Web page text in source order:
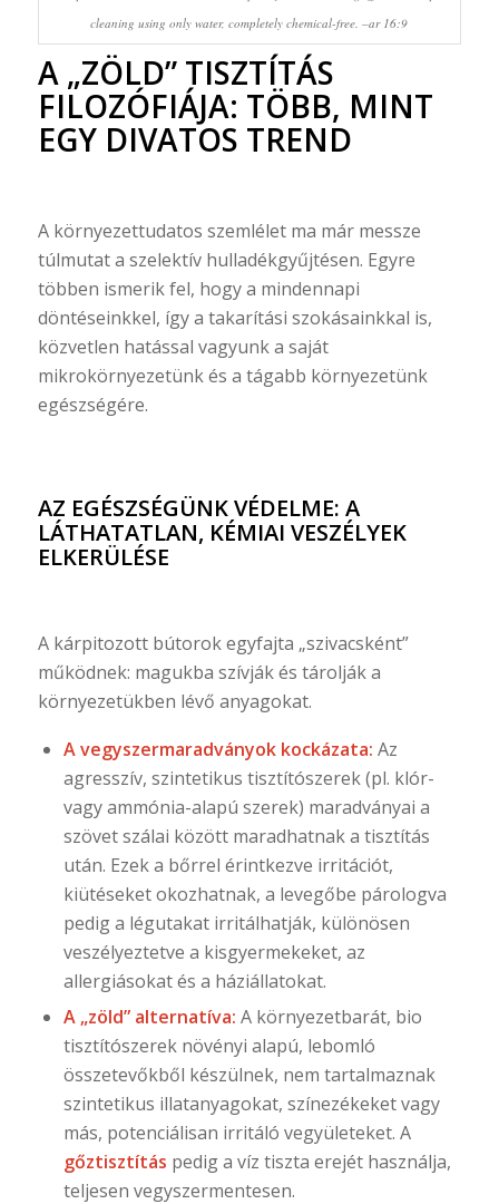
cleaning using only water, completely chemical-free. –ar 16:9
A „ZÖLD” TISZTÍTÁS
FILOZÓFIÁJA: TÖBB, MINT
EGY DIVATOS TREND
A környezettudatos szemlélet ma már messze
túlmutat a szelektív hulladékgyűjtésen. Egyre
többen ismerik fel, hogy a mindennapi
döntéseinkkel, így a takarítási szokásainkkal is,
közvetlen hatással vagyunk a saját
mikrokörnyezetünk és a tágabb környezetünk
egészségére.
AZ EGÉSZSÉGÜNK VÉDELME: A
LÁTHATATLAN, KÉMIAI VESZÉLYEK
ELKERÜLÉSE
A kárpitozott bútorok egyfajta „szivacsként”
működnek: magukba szívják és tárolják a
környezetükben lévő anyagokat.
A vegyszermaradványok kockázata: Az
agresszív, szintetikus tisztítószerek (pl. klór-
vagy ammónia-alapú szerek) maradványai a
szövet szálai között maradhatnak a tisztítás
után. Ezek a bőrrel érintkezve irritációt,
kiütéseket okozhatnak, a levegőbe párologva
pedig a légutakat irritálhatják, különösen
veszélyeztetve a kisgyermekeket, az
allergiásokat és a háziállatokat.
A „zöld” alternatíva: A környezetbarát, bio
tisztítószerek növényi alapú, lebomló
összetevőkből készülnek, nem tartalmaznak
szintetikus illatanyagokat, színezékeket vagy
más, potenciálisan irritáló vegyületeket. A
gőztisztítás pedig a víz tiszta erejét használja,
teljesen vegyszermentesen.